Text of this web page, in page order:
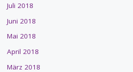
Juli 2018
Juni 2018
Mai 2018
April 2018
März 2018